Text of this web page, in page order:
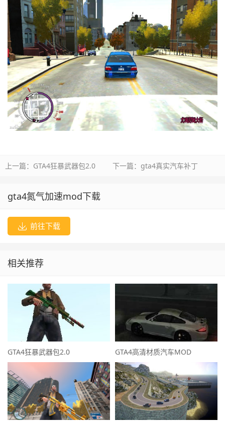
上一篇： GTA4狂暴武器包2.0 下一篇： gta4真实汽车补丁
gta4氮气加速mod下载
前往下载
相关推荐
GTA4狂暴武器包2.0 GTA4高清材质汽车MOD